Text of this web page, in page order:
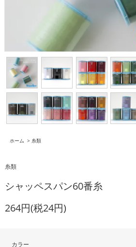
ホーム > 糸類
糸類
シャッペスパン60番糸
264円(税24円)
カラー